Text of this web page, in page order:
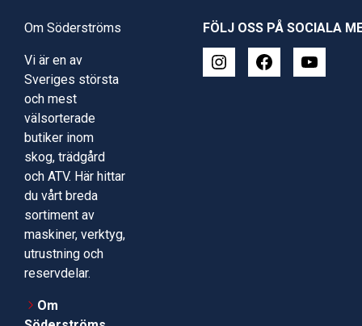
Om Söderströms
Vi är en av
Sveriges största
och mest
välsorterade
butiker inom
skog, trädgård
och ATV. Här hittar
du vårt breda
sortiment av
maskiner, verktyg,
utrustning och
reservdelar.
Om
FÖLJ OSS PÅ SOCIALA